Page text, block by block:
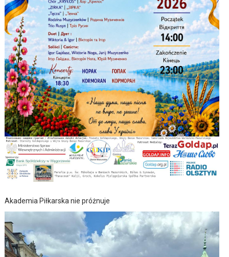
Akademia Piłkarska nie próżnuje